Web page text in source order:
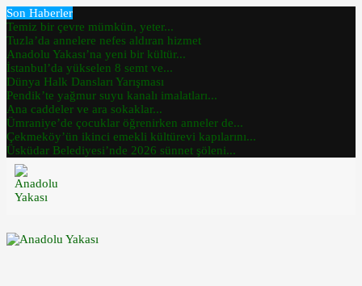
Son Haberler
Temiz bir çevre mümkün, yeter...
Tuzla’da annelere nefes aldıran hizmet
Anadolu Yakası’na yeni bir kültür...
İstanbul’da yükselen 8 semt ve...
Dünya Halk Dansları Yarışması
Pendik’te yağmur suyu kanalı imalatları...
Ana caddeler ve ara sokaklar...
Ümraniye’de çocuklar öğrenirken anneler de...
Çekmeköy’ün ikinci emekli kültürevi kapılarını...
Üsküdar Belediyesi’nde 2026 sünnet şöleni...